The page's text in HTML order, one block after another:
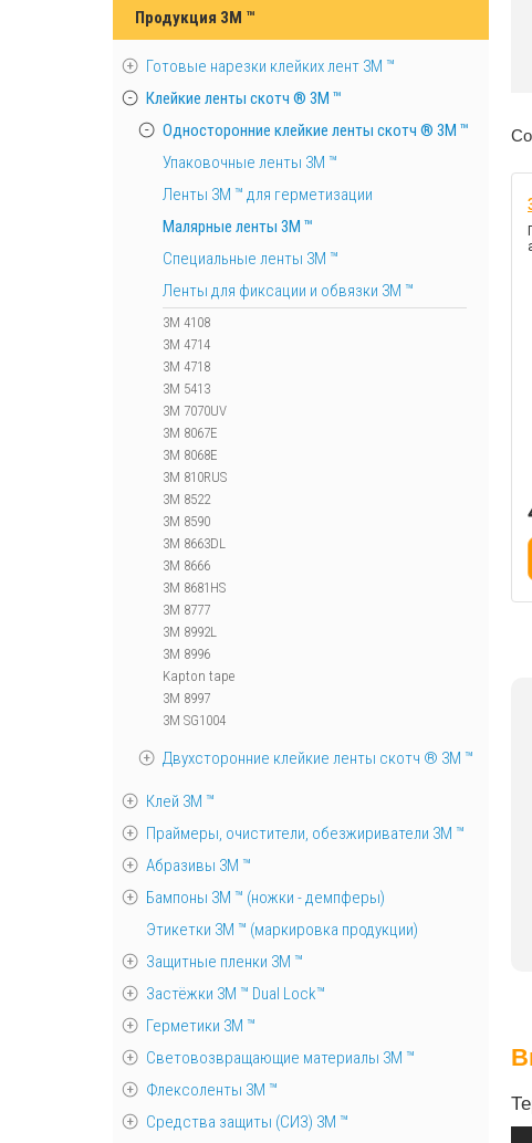
Продукция 3M ™
Готовые нарезки клейких лент 3M ™
Клейкие ленты скотч ® 3M ™
Односторонние клейкие ленты скотч ® 3M ™
Упаковочные ленты 3М ™
Ленты 3М ™ для герметизации
Малярные ленты 3М ™
Специальные ленты 3M ™
Ленты для фиксации и обвязки 3M ™
3M 4108
3M 4714
3M 4718
3M 5413
3M 7070UV
3M 8067E
3M 8068E
3M 810RUS
3M 8522
3M 8590
3M 8663DL
3M 8666
3M 8681HS
3M 8777
3M 8992L
3M 8996
Kapton tape
3M 8997
3M SG1004
Двухсторонние клейкие ленты скотч ® 3M ™
Клей 3М ™
Праймеры, очистители, обезжириватели 3М ™
Абразивы 3М ™
Бампоны 3М ™ (ножки - демпферы)
Этикетки 3М ™ (маркировка продукции)
Защитные пленки 3М ™
Застёжки 3М ™ Dual Lock™
Герметики 3М ™
Световозвращающие материалы 3М ™
Флексоленты 3М ™
Средства защиты (СИЗ) 3M ™